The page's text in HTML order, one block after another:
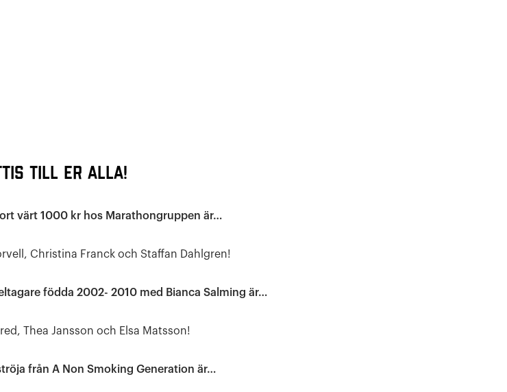
till er alla!
värt 1000 kr hos Marathongruppen är…
Christina Franck och Staffan Dahlgren!
födda 2002- 2010 med Bianca Salming är…
Thea Jansson och Elsa Matsson!
från A Non Smoking Generation är…